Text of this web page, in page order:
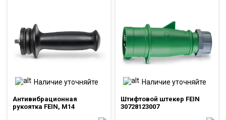
Наличие уточняйте
Антивибрационная
рукоятка FEIN, M14
Наличие уточняйте
Штифтовой штекер FEIN
30728123007